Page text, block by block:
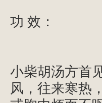
功 效：
小柴胡汤方首
风，往来寒热